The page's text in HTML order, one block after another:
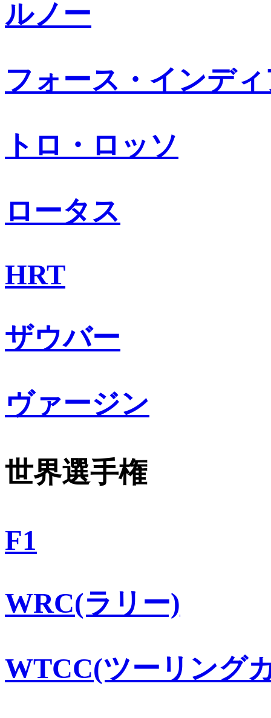
ルノー
フォース・インデ
トロ・ロッソ
ロータス
HRT
ザウバー
ヴァージン
世界選手権
F1
WRC(ラリー)
WTCC(ツーリング